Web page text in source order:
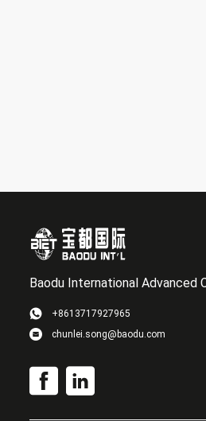
Baodu International Advanced
+8613717927965
chunlei.song@baodu.com